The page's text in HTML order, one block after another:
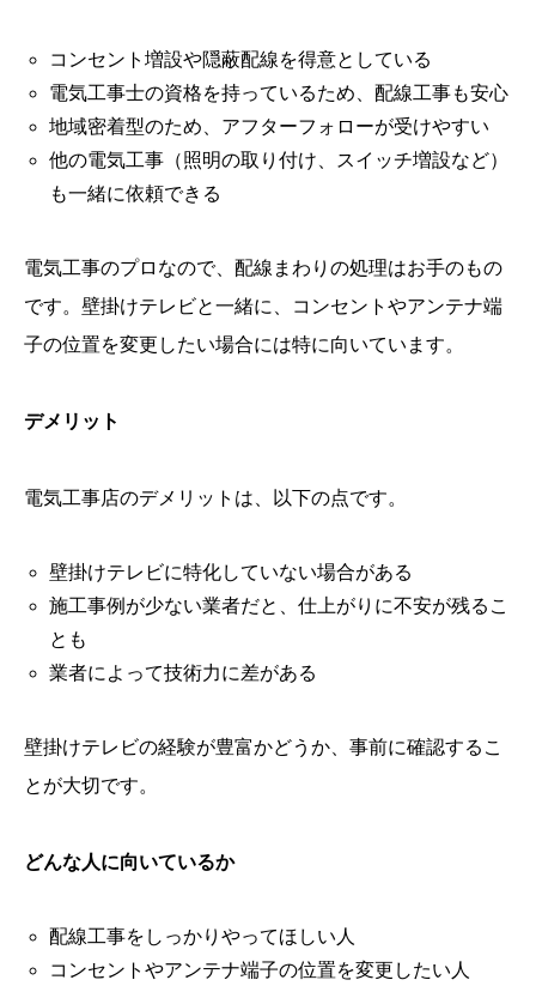
コンセント増設や隠蔽配線を得意としている
電気工事士の資格を持っているため、配線工事も安心
地域密着型のため、アフターフォローが受けやすい
他の電気工事（照明の取り付け、スイッチ増設など）
も一緒に依頼できる
電気工事のプロなので、配線まわりの処理はお手のもの
です。壁掛けテレビと一緒に、コンセントやアンテナ端
子の位置を変更したい場合には特に向いています。
デメリット
電気工事店のデメリットは、以下の点です。
壁掛けテレビに特化していない場合がある
施工事例が少ない業者だと、仕上がりに不安が残るこ
とも
業者によって技術力に差がある
壁掛けテレビの経験が豊富かどうか、事前に確認するこ
とが大切です。
どんな人に向いているか
配線工事をしっかりやってほしい人
コンセントやアンテナ端子の位置を変更したい人